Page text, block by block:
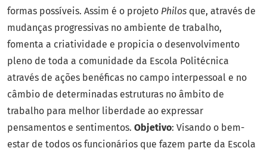
formas possíveis. Assim é o projeto Philos que, através de
mudanças progressivas no ambiente de trabalho,
fomenta a criatividade e propicia o desenvolvimento
pleno de toda a comunidade da Escola Politécnica
através de ações benéficas no campo interpessoal e no
câmbio de determinadas estruturas no âmbito de
trabalho para melhor liberdade ao expressar
pensamentos e sentimentos. Objetivo: Visando o bem-
estar de todos os funcionários que fazem parte da Escola